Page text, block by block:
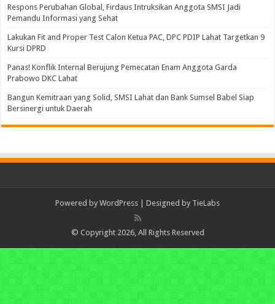
Respons Perubahan Global, Firdaus Intruksikan Anggota SMSI Jadi
Pemandu Informasi yang Sehat
Lakukan Fit and Proper Test Calon Ketua PAC, DPC PDIP Lahat Targetkan 9
Kursi DPRD
Panas! Konflik Internal Berujung Pemecatan Enam Anggota Garda
Prabowo DKC Lahat
Bangun Kemitraan yang Solid, SMSI Lahat dan Bank Sumsel Babel Siap
Bersinergi untuk Daerah
Powered by WordPress | Designed by TieLabs
© Copyright 2026, All Rights Reserved